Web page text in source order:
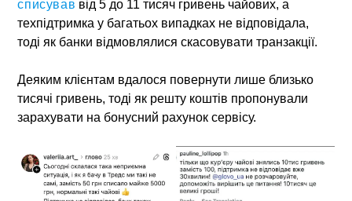
списував від 5 до 11 тисяч гривень чайових, а
техпідтримка у багатьох випадках не відповідала,
тоді як банки відмовлялися скасовувати транзакції.
Деяким клієнтам вдалося повернути лише близько
тисячі гривень, тоді як решту коштів пропонували
зарахувати на бонусний рахунок сервісу.